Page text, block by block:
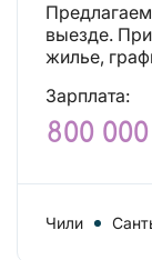
выезде. При необходимости предоставляем
жилье,
Зарплата:
800
Чили